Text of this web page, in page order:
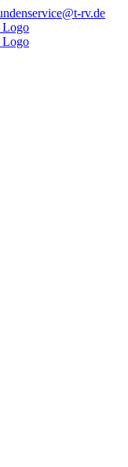
rv.de